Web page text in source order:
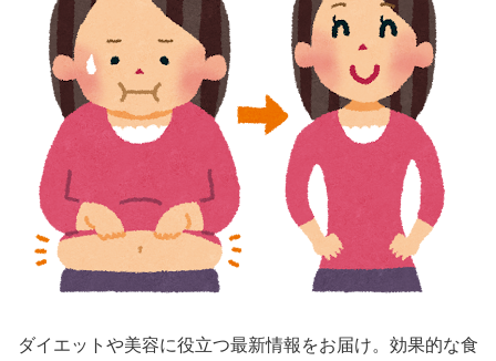
ダイエットや美容に役立つ最新情報をお届け。効果的な食